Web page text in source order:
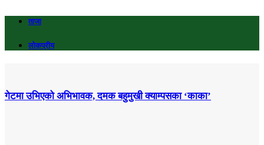
ताजा
लोकप्रीय
गेटमा उभिएको अभिभावक, दमक बहुमुखी क्याम्पसका ‘काका’